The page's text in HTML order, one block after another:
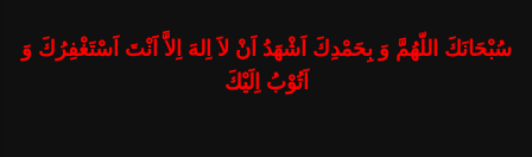
سُبْحَانَكَ اللّهُمَّ وَ بِحَمْدِكَ اَشْهَدُ اَنْ لاَ اِلهَ اِلاَّ اَنْتَ اَسْتَغْفِرُكَ وَ
اَتُوْبُ اِلَيْكَ